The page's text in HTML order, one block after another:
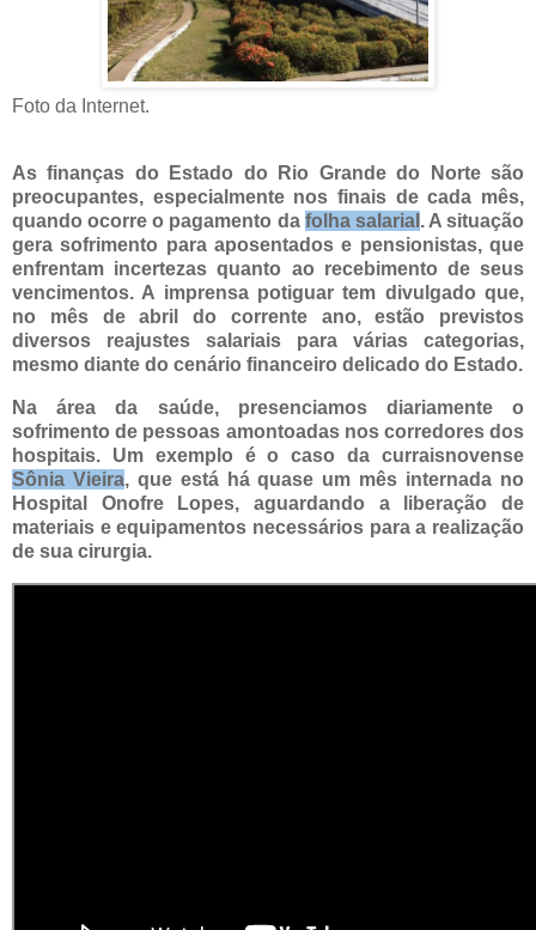
Foto da Internet.
As finanças do Estado do Rio Grande do Norte são
preocupantes, especialmente nos finais de cada mês,
quando ocorre o pagamento da folha salarial . A situação
gera sofrimento para aposentados e pensionistas, que
enfrentam incertezas quanto ao recebimento de seus
vencimentos. A imprensa potiguar tem divulgado que,
no mês de abril do corrente ano, estão previstos
diversos reajustes salariais para várias categorias,
mesmo diante do cenário financeiro delicado do Estado.
Na área da saúde, presenciamos diariamente o
sofrimento de pessoas amontoadas nos corredores dos
hospitais. Um exemplo é o caso da curraisnovense
Sônia Vieira, que está há quase um mês internada no
Hospital Onofre Lopes, aguardando a liberação de
materiais e equipamentos necessários para a realização
de sua cirurgia.